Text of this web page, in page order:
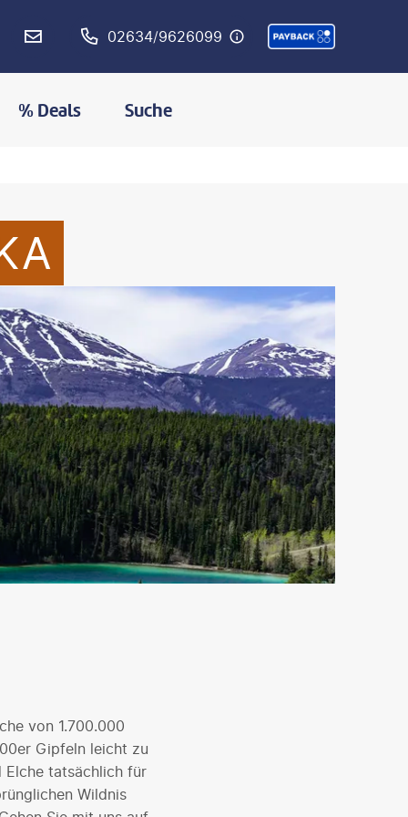
02634/9626099
% Deals Suche
von 1.700.000
Gipfeln leicht zu
Elche tatsächlich für
Wildnis